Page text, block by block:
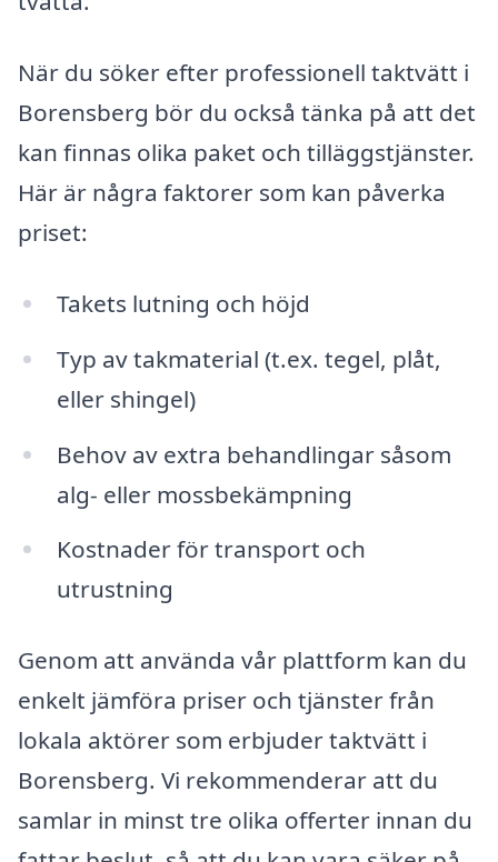
När du söker efter professionell taktvätt i
Borensberg bör du också tänka på att det
kan finnas olika paket och tilläggstjänster.
Här är några faktorer som kan påverka
priset:
Takets lutning och höjd
Typ av takmaterial (t.ex. tegel, plåt,
eller shingel)
Behov av extra behandlingar såsom
alg- eller mossbekämpning
Kostnader för transport och
utrustning
Genom att använda vår plattform kan du
enkelt jämföra priser och tjänster från
lokala aktörer som erbjuder taktvätt i
Borensberg. Vi rekommenderar att du
samlar in minst tre olika offerter innan du